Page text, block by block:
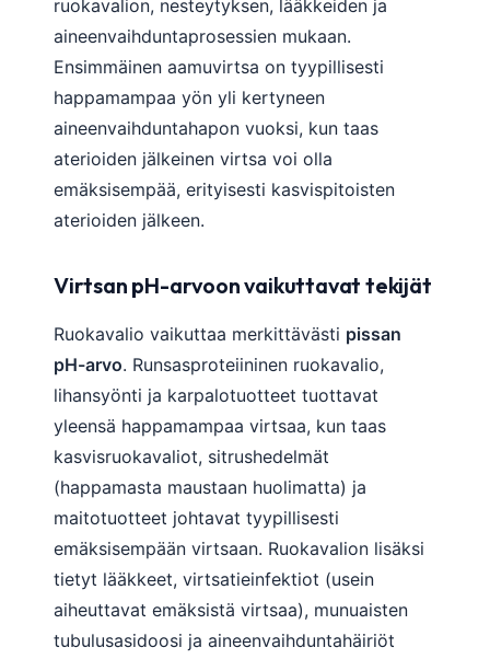
ruokavalion, nesteytyksen, lääkkeiden ja
aineenvaihduntaprosessien mukaan.
Ensimmäinen aamuvirtsa on tyypillisesti
happamampaa yön yli kertyneen
aineenvaihduntahapon vuoksi, kun taas
aterioiden jälkeinen virtsa voi olla
emäksisempää, erityisesti kasvispitoisten
aterioiden jälkeen.
Virtsan pH-arvoon vaikuttavat tekijät
Ruokavalio vaikuttaa merkittävästi pissan
pH-arvo. Runsasproteiininen ruokavalio,
lihansyönti ja karpalotuotteet tuottavat
yleensä happamampaa virtsaa, kun taas
kasvisruokavaliot, sitrushedelmät
(happamasta maustaan huolimatta) ja
maitotuotteet johtavat tyypillisesti
emäksisempään virtsaan. Ruokavalion lisäksi
tietyt lääkkeet, virtsatieinfektiot (usein
aiheuttavat emäksistä virtsaa), munuaisten
tubulusasidoosi ja aineenvaihduntahäiriöt